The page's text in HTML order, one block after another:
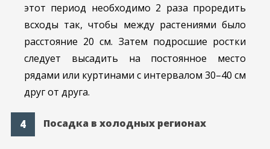
этот период необходимо 2 раза проредить
всходы так, чтобы между растениями было
расстояние 20 см. Затем подросшие ростки
следует высадить на постоянное место
рядами или куртинами с интервалом 30–40 см
друг от друга.
Посадка в холодных регионах